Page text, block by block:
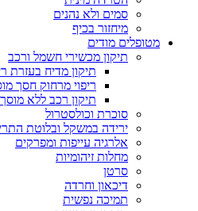
סמים ולא נהנים
מיחזור בכיף
מטופלים מודים
תיקון מכשירי חשמל ורכב
תיקון מדיח בעזרת
ריפוי מרחוק חסך
תיקון רכב ללא
סוכרת וכולסטרול
ירידה במשקל ובלוטת
אלרגיה עייפות ומפרקים
מחלות זיהומיות
סרטן
דיכאון וחרדה
תמיכה נפשית